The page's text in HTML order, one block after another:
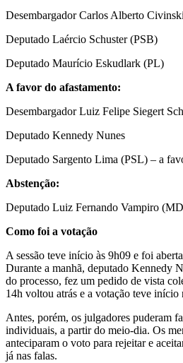
Desembargador Carlos Alberto Civinski
Deputado Laércio Schuster (PSB)
Deputado Maurício Eskudlark (PL)
A favor do afastamento:
Desembargador Luiz Felipe Siegert
Deputado Kennedy Nunes
Deputado Sargento Lima (PSL) – a
Abstenção:
Deputado Luiz Fernando Vampiro
Como foi a votação
A sessão teve início às 9h09 e foi
Durante a manhã, deputado Kennedy
do processo, fez um pedido de vista
14h voltou atrás e a votação teve início
Antes, porém, os julgadores puderam
individuais, a partir do meio-dia. Os
anteciparam o voto para rejeitar e
já nas falas.